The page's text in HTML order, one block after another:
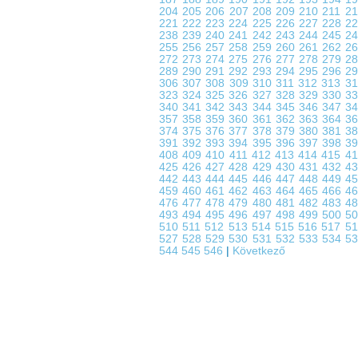
204205206 207 208 209210211
221222223224 225 226 227 228
238239240241 242 243 244 245
255256257258 259 260 261 262
272273274275 276 277 278 279
289290291292 293 294 295 296
306307308 309 310 311312313
323324325326 327 328 329 330
340341342343 344 345 346 347
357358359360 361 362 363 364
374375376377 378 379 380 381
391392393394 395 396 397 398
408409410 411 412 413414415
425426427428 429 430 431 432
442443444445 446 447 448 449
459460461462 463 464 465 466
476477478479 480 481 482 483
493494495496 497 498 499 500
510 511 512 513 514 515 516 517
527 528 529 530 531 532 533 534
544 545 546 Következő